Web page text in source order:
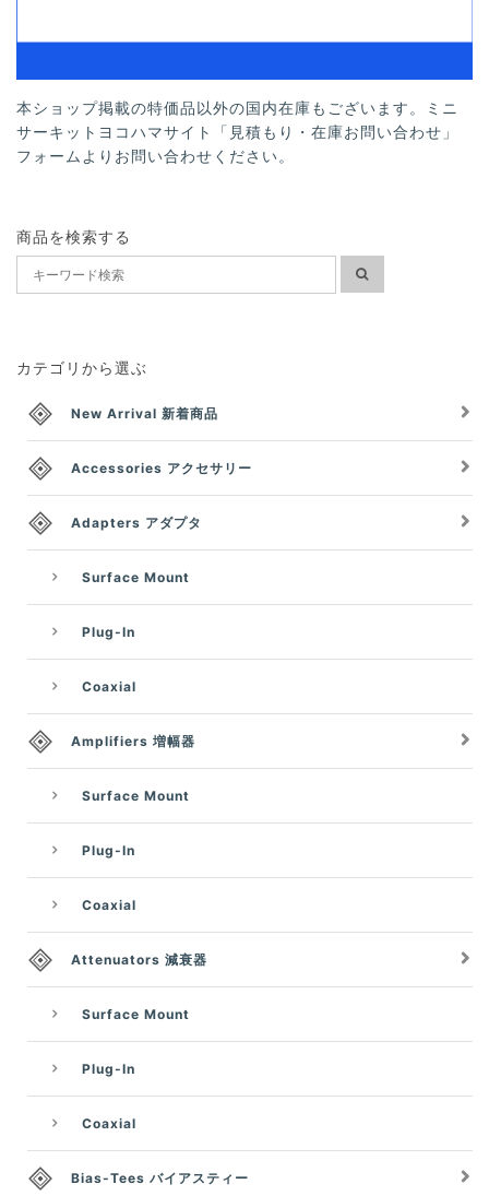
本ショップ掲載の特価品以外の国内在庫もございます。ミニ
サーキットヨコハマサイト「見積もり・在庫お問い合わせ」
フォームよりお問い合わせください。
商品を検索する
カテゴリから選ぶ
New Arrival 新着商品
Accessories アクセサリー
Adapters アダプタ
Surface Mount
Plug-In
Coaxial
Amplifiers 増幅器
Surface Mount
Plug-In
Coaxial
Attenuators 減衰器
Surface Mount
Plug-In
Coaxial
Bias-Tees バイアスティー